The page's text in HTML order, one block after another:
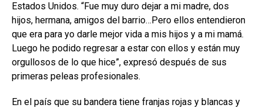
Estados Unidos. “Fue muy duro dejar a mi madre, dos
hijos, hermana, amigos del barrio…Pero ellos entendieron
que era para yo darle mejor vida a mis hijos y a mi mamá.
Luego he podido regresar a estar con ellos y están muy
orgullosos de lo que hice”, expresó después de sus
primeras peleas profesionales.
En el país que su bandera tiene franjas rojas y blancas y